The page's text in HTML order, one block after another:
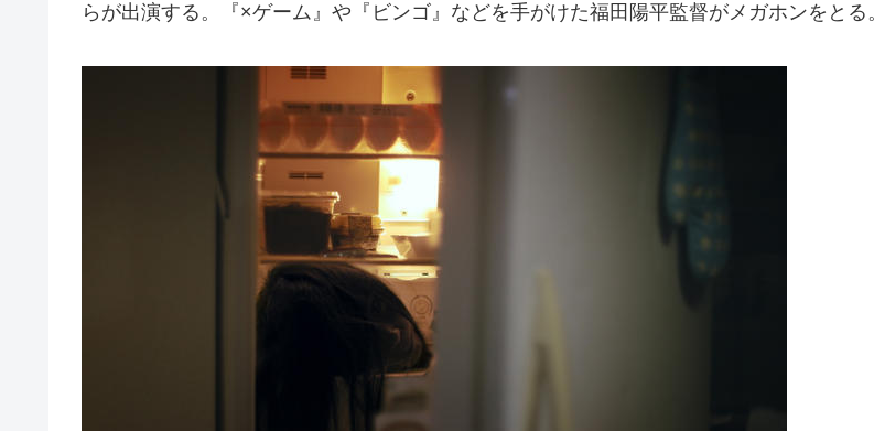
らが出演する。『×ゲーム』や『ビンゴ』などを手がけた福田陽平監督がメガホンをとる